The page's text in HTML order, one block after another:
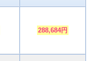
288,684円